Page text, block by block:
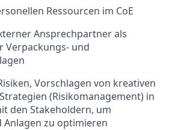
Ressourcen im CoE
Ansprechpartner als
Verpackungs- und
Vorschlagen von kreativen
(Risikomanagement) in
den Stakeholdern, um
Anlagen zu optimieren